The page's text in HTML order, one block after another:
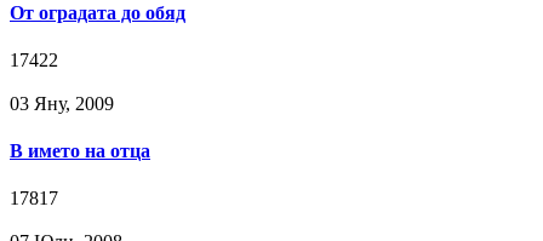
От оградата до обяд
17422
03 Яну, 2009
В името на отца
17817